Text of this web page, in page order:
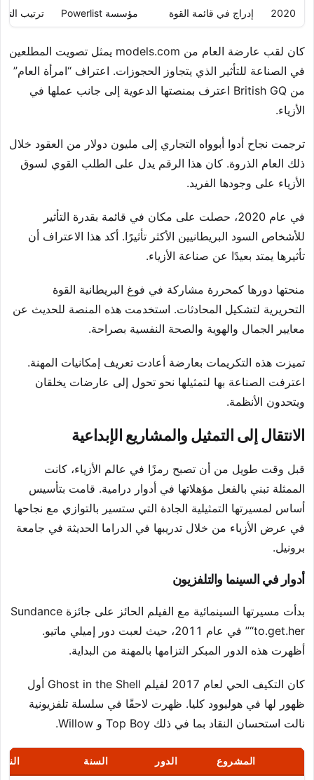
2020 إدراج في قائمة القوة مؤسسة Powerlist ترتيب
كان لقب عارضة العام من models.com يمثل تصويت المطلعين
في الصناعة للتأثير الذي يتجاوز الحجوزات. اعتراف “امرأة العام”
من British GQ اعترف بمنصتها الدعوية إلى جانب عملها في
الأزياء.
ترجمت نجاح أدوا أبوواه التجاري إلى مليون دولار من العقود خلال
ذلك العام الذروة. كان هذا الرقم يدل على الطلب القوي لسوق
الأزياء على وجودها الفريد.
في عام 2020، حصلت على مكان في قائمة بقدرة التأثير
للأشخاص السود البريطانيين الأكثر تأثيرًا. أكد هذا الاعتراف أن
تأثيرها يمتد بعيدًا عن صناعة الأزياء.
منحتها دورها كمحررة مشاركة في فوغ البريطانية القوة
التحريرية لتشكيل المحادثات. استخدمت هذه المنصة للحديث عن
معايير الجمال والهوية والصحة النفسية بصراحة.
تميزت هذه التكريمات بعارضة أعادت تعريف إمكانيات المهنة.
اعترفت الصناعة بها لتمثيلها نحو تحول إلى عارضات يخلقان
ويتحدون الأنظمة.
الانتقال إلى التمثيل والمشاريع الإبداعية
قبل وقت طويل من أن تصبح رمزًا في عالم الأزياء، كانت
الممثلة تبني بالفعل مؤهلاتها في أدوار درامية. قامت بتأسيس
أساس لمسيرتها التمثيلية الجادة التي ستسير بالتوازي مع نجاحها
في عرض الأزياء من خلال تدريبها في الدراما الحديثة في جامعة
برونيل.
أدوار في السينما والتلفزيون
بدأت مسيرتها السينمائية مع الفيلم الحائز على جائزة Sundance
“to.get.her” في عام 2011، حيث لعبت دور إميلي ماتيو.
أظهرت هذه الدور المبكر التزامها بالمهنة من البداية.
كان التكيف الحي لعام 2017 لفيلم Ghost in the Shell أول
ظهور لها في هوليوود كليا. ظهرت لاحقًا في سلسلة تلفزيونية
نالت استحسان النقاد بما في ذلك Top Boy و Willow.
المشروع الدور السنة